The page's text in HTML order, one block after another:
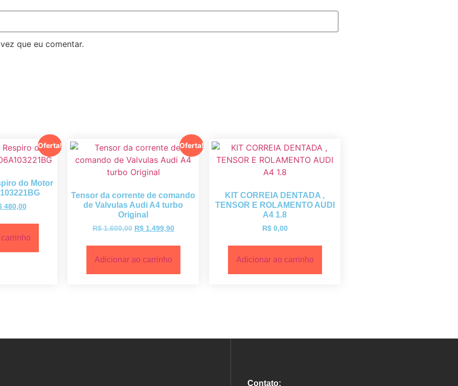
que eu comentar.
Oferta!
do Motor
480,00
Oferta!
Tensor da corrente de comando
de Valvulas Audi A4 turbo
Original
R$1.600,00 R$1.499,90
Adicionar ao carrinho
KIT CORREIA DENTADA ,
TENSOR E ROLAMENTO AUDI
A4 1.8
R$0,00
Adicionar ao carrinho
Contato: